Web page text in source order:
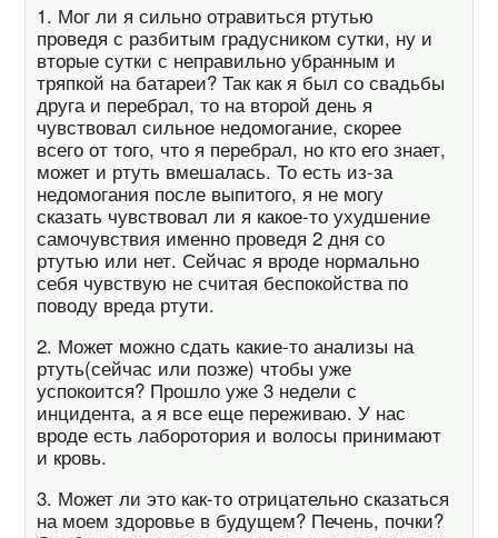
1. Мог ли я сильно отравиться ртутью
проведя с разбитым градусником сутки, ну и
вторые сутки с неправильно убранным и
тряпкой на батареи? Так как я был со свадьбы
друга и перебрал, то на второй день я
чувствовал сильное недомогание, скорее
всего от того, что я перебрал, но кто его знает,
может и ртуть вмешалась. То есть из-за
недомогания после выпитого, я не могу
сказать чувствовал ли я какое-то ухудшение
самочувствия именно проведя 2 дня со
ртутью или нет. Сейчас я вроде нормально
себя чувствую не считая беспокойства по
поводу вреда ртути.
2. Может можно сдать какие-то анализы на
ртуть(сейчас или позже) чтобы уже
успокоится? Прошло уже 3 недели с
инцидента, а я все еще переживаю. У нас
вроде есть лаборотория и волосы принимают
и кровь.
3. Может ли это как-то отрицательно сказаться
на моем здоровье в будущем? Печень, почки?